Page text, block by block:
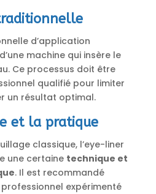
d’application
machine qui insère le
Ce processus doit être
qualifié pour limiter
un résultat optimal.
et la pratique
classique, l’eye-liner
une certaine technique et
. Il est recommandé
expérimenté